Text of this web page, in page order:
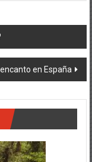
en España